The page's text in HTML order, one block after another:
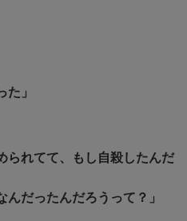
た」
られてて、もし自殺したんだ
んだったんだろうって？」